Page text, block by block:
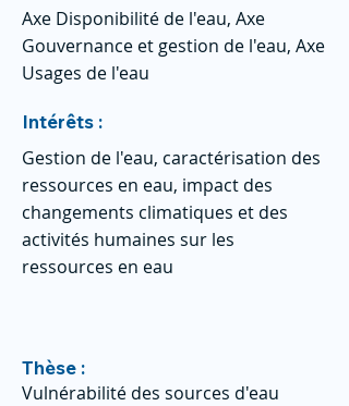
Axe Disponibilité de l'eau, Axe
Gouvernance et gestion de l'eau, Axe
Usages de l'eau
Intérêts :
Gestion de l'eau, caractérisation des
ressources en eau, impact des
changements climatiques et des
activités humaines sur les
ressources en eau
Thèse :
Vulnérabilité des sources d'eau